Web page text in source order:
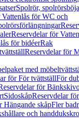
Spolrör,
för WC och
Reservdelar för
för bidéerRak
Reservdelar för
med
för För tvättställFör
för
SidoskåpReservdelar
Hängande skåpFler
och